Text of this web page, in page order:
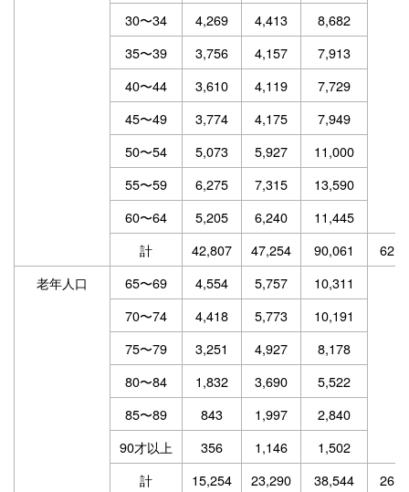
30〜34
4,269 4,413
8,682
35〜39
3,756 4,157
7,913
40〜44
3,610 4,119
7,729
45〜49
3,774 4,175
7,949
50〜54
5,073 5,927
11,000
55〜59
6,275 7,315
13,590
60〜64
5,205 6,240
11,445
計
42,807 47,254 90,061
老年人口
65〜69 4,554 5,757
10,311
70〜74
4,418 5,773
10,191
75〜79
3,251 4,927
8,178
80〜84
1,832 3,690
5,522
85〜89
843 1,997
2,840
90才以上
356 1,146
1,502
計
15,254 23,290 38,544